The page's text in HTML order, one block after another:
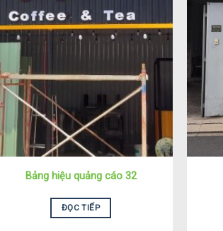
Bảng hiệu quảng cáo 32
ĐỌC TIẾP